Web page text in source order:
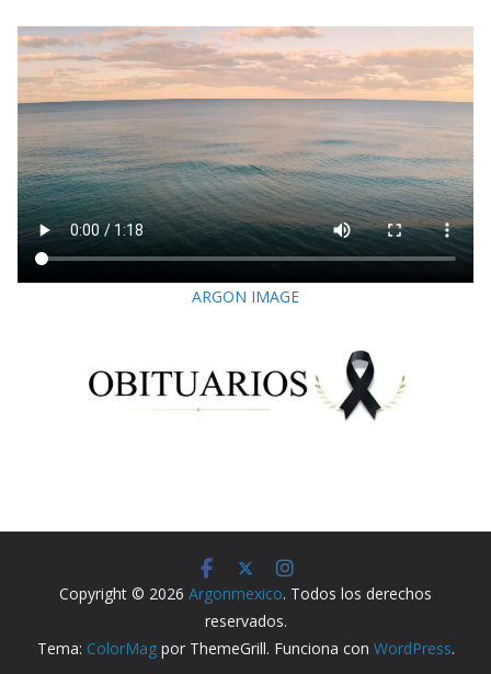
ARGON IMAGE
Copyright © 2026 Argonmexico. Todos los derechos
reservados.
Tema: ColorMagpor ThemeGrill. Funciona con WordPress.